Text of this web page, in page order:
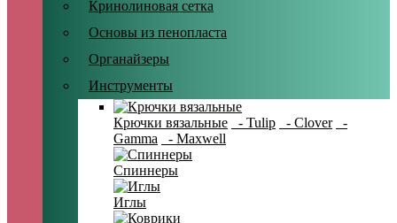
Кринолиновая сетка
Основы из пенопласта
Органайзеры
Инструменты
Крючки вязальные - Tulip - Clover
-
Gamma
- Maxwell
Спиннеры
Иглы